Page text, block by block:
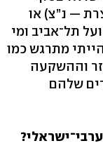
— נ”צ) או
תל־אביב ומי
הייתי מתרגש כמו
וההשקעה
שלהם